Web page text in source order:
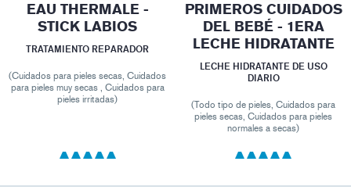
EAU THERMALE -
STICK LABIOS
TRATAMIENTO REPARADOR
(Cuidados para pieles secas, Cuidados
para pieles muy secas , Cuidados para
pieles irritadas)
PRIMEROS CUIDADOS
DEL BEBÉ - 1ERA
LECHE HIDRATANTE
LECHE HIDRATANTE DE USO
DIARIO
(Todo tipo de pieles, Cuidados para
pieles secas, Cuidados para pieles
normales a secas)